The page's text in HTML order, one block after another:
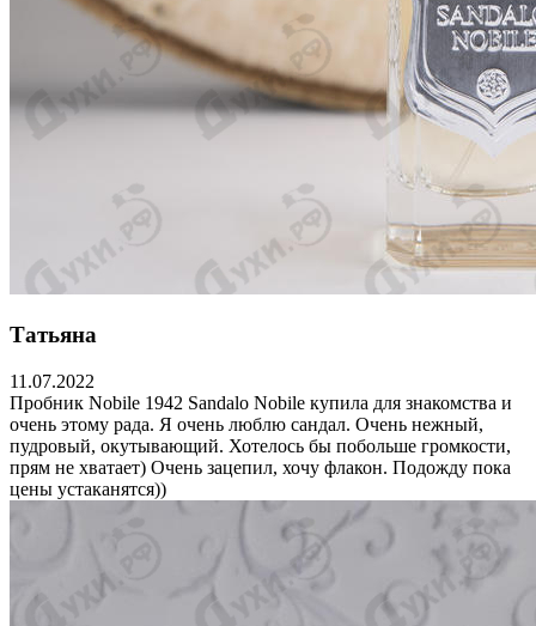
Татьяна
11.07.2022
Пробник Nobile 1942 Sandalo Nobile купила для знакомства и
очень этому рада. Я очень люблю сандал. Очень нежный,
пудровый, окутывающий. Хотелось бы побольше громкости,
прям не хватает) Очень зацепил, хочу флакон. Подожду пока
цены устаканятся))